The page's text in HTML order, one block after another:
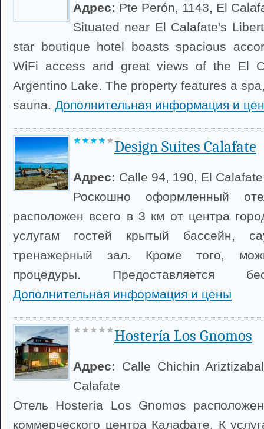
Адрес: Pte Perón, 1143, El
Situated near El Calafate's
star boutique hotel boasts spacious
WiFi access and great views of the El
Argentino Lake. The property features a
sauna. Дополнительная информация и
Design Suites Calafate
Адрес: Calle 94, 190, El Calafate
Роскошно оформленный
расположен всего в 3 км от центра
услугам гостей крытый бассейн,
тренажерный зал. Кроме того,
процедуры. Предоставляется
Дополнительная информация и цены
Hostería Los Gnomos
Адрес: Calle Chichin
Calafate
Отель Hostería Los Gnomos
коммерческого центра Калафате. К